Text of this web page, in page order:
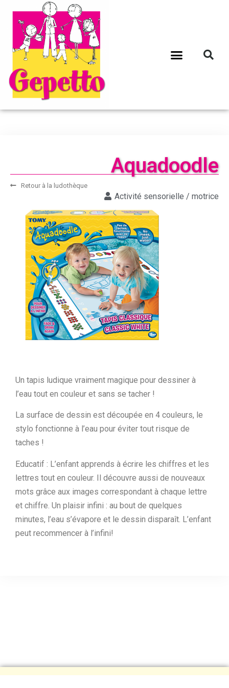
Aquadoodle
Retour à la ludothèque
Activité sensorielle / motrice
Un tapis ludique vraiment magique pour dessiner à
l’eau tout en couleur et sans se tacher !
La surface de dessin est découpée en 4 couleurs, le
stylo fonctionne à l’eau pour éviter tout risque de
taches !
Educatif : L’enfant apprends à écrire les chiffres et les
lettres tout en couleur. Il découvre aussi de nouveaux
mots grâce aux images correspondant à chaque lettre
et chiffre. Un plaisir infini : au bout de quelques
minutes, l’eau s’évapore et le dessin disparaît. L’enfant
peut recommencer à l’infini!